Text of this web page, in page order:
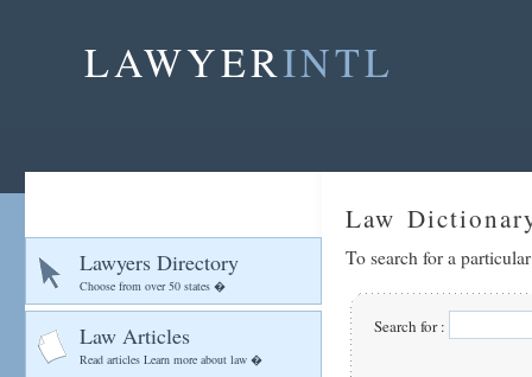
LAWYERINTL
Lawyers Directory
Choose from over 50 states �
Law Articles
Read articles Learn more about law �
Law
To search for a
Search for :